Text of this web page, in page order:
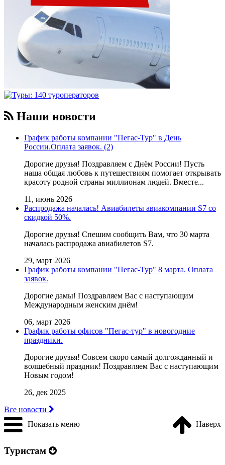
Наши новости
График работы компании "Пегас-Тур" в День
России.Оплата заявок. (2)
Дорогие друзья! Поздравляем с Днём России! Пусть
наша общая любовь к путешествиям помогает открывать
красоту родной страны миллионам людей. Вместе...
11, июнь 2026
Распродажа началась! Авиабилеты авиакомпании S7 со
скидкой 50%.
Дорогие друзья! Cпешим сообщить Вам, что 30 марта
началась распродажа авиабилетов S7.
29, март 2026
График работы компании "Пегас-Тур" 8 марта. Оплата
заявок.
Дорогие дамы! Поздравляем Вас с наступающим
Международным женским днём!
06, март 2026
График работы офисов "Пегас-тур" в новогодние
праздники.
Дорогие друзья! Совсем скоро самый долгожданный и
волшебный праздник! Поздравляем Вас с наступающим
Новым годом!
26, дек 2025
Все новости
Показать меню
Наверх
Туристам